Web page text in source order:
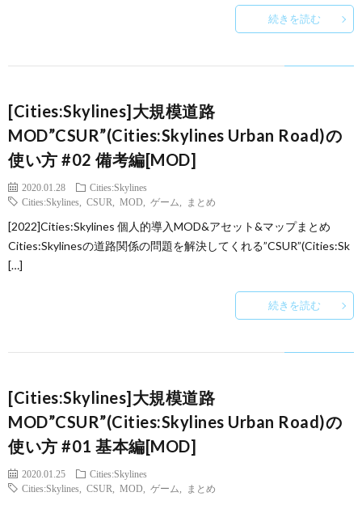
続きを読む
[Cities:Skylines]大規模道路
MOD”CSUR”(Cities:Skylines Urban Road)の
使い方 #02 備考編[MOD]
2020.01.28
Cities:Skylines
Cities:Skylines
CSUR MOD ゲーム まとめ
[2022]Cities:Skylines 個人的導入MOD&アセット&マップまとめ
Cities:Skylinesの道路関係の問題を解決してくれる”CSUR”(Cities:Sk
[…]
続きを読む
[Cities:Skylines]大規模道路
MOD”CSUR”(Cities:Skylines Urban Road)の
使い方 #01 基本編[MOD]
2020.01.25
Cities:Skylines
Cities:Skylines
CSUR MOD ゲーム まとめ